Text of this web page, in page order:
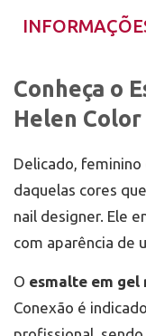
Aplique o Esmalte
Cure cada camada
60 segundos ou
Finalize com top
Evite camadas
correta, o
esmaltação.
Armazene o frasco
ambiente e longe
Após o uso, limpe
antes de fechar.
vedação, evita
Garanta o
Compre com quem
Mix da Jo
,somos
com a maior
Conheça o
Helen
Delicado, feminino
daquelas cores
nail designer. Ele
com aparência de
O esmalte em gel
Conexão é